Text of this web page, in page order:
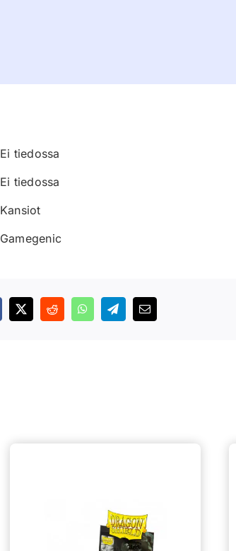
Ei tiedossa
Ei tiedossa
Kansiot
Gamegenic